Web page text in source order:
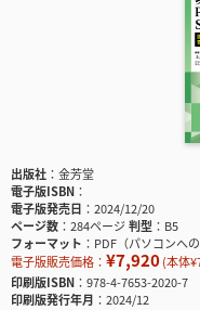
出版社
金芳堂
電子版ISBN
電子版発売日
2024/12/20
ページ数
284ページ判型
B5
フォーマット
PDF（パソコンへ
電子版販売価格： ¥7,920(本体
印刷版ISBN
978-4-7653-2020-7
印刷版発行年月
2024/12